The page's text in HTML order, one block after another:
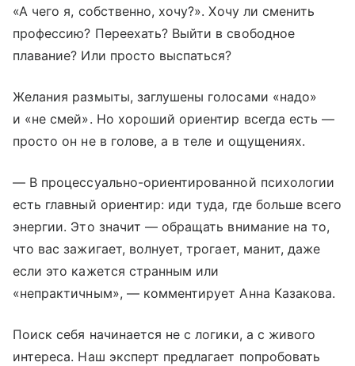
«А чего я, собственно, хочу?». Хочу ли сменить
профессию? Переехать? Выйти в свободное
плавание? Или просто выспаться?
Желания размыты, заглушены голосами «надо»
и «не смей». Но хороший ориентир всегда есть —
просто он не в голове, а в теле и ощущениях.
— В процессуально-ориентированной психологии
есть главный ориентир: иди туда, где больше всего
энергии. Это значит — обращать внимание на то,
что вас зажигает, волнует, трогает, манит, даже
если это кажется странным или
«непрактичным», — комментирует Анна Казакова.
Поиск себя начинается не с логики, а с живого
интереса. Наш эксперт предлагает попробовать